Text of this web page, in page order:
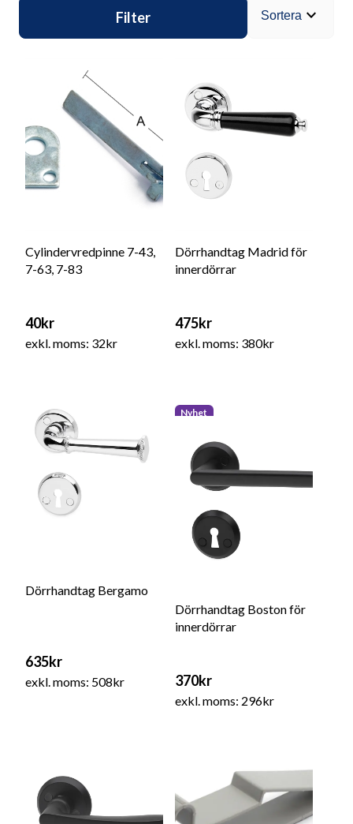
Filter Sortera expand_more
Cylindervredpinne 7-43,
7-63, 7-83
40kr
exkl. moms: 32kr
Dörrhandtag Madrid för
innerdörrar
475kr
exkl. moms: 380kr
Dörrhandtag Bergamo
635kr
exkl. moms: 508kr
Nyhet
Dörrhandtag Boston för
innerdörrar
370kr
exkl. moms: 296kr